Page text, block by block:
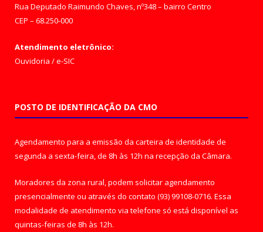
Rua Deputado Raimundo Chaves, nº348 – bairro Centro
CEP – 68.250-000
Atendimento eletrônico:
Ouvidoria /e-SIC
POSTO DE IDENTIFICAÇÃO DA CMO
Agendamento para a emissão da carteira de identidade de
segunda a sexta-feira, de 8h às 12h na recepção da Câmara.
Moradores da zona rural, podem solicitar agendamento
presencialmente ou através do contato (93) 99108-0716. Essa
modalidade de atendimento via telefone só está disponível as
quintas-feiras de 8h às 12h.